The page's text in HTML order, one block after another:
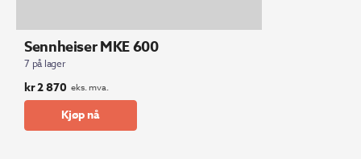
Sennheiser MKE 600
7 på lager
kr2 870 eks. mva.
Kjøp nå